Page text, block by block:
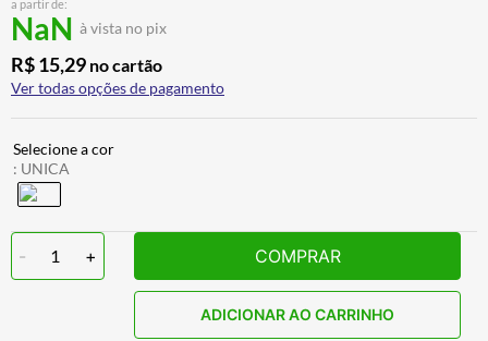
a partir de:
NaN à vista no pix
R$15,29 no cartão
Ver todas opções de pagamento
: UNICA
- 1 + COMPRAR
ADICIONAR AO CARRINHO
º
8º ALPINESTAR
9º AIROH